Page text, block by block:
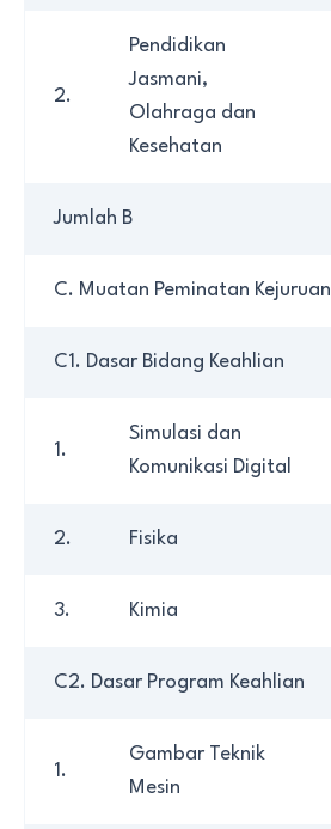
2.
Pendidikan
Jasmani,
Olahraga dan
Kesehatan
Jumlah B
C. Muatan Peminatan Kejuruan
C1. Dasar Bidang Keahlian
1.
Simulasi dan
Komunikasi Digital
2. Fisika
3. Kimia
C2. Dasar Program Keahlian
1.
Gambar Teknik
Mesin